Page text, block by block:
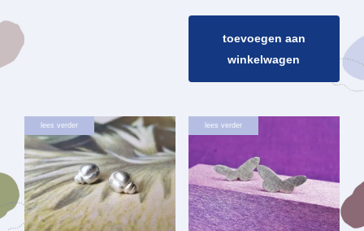
toevoegen aan
winkelwagen
lees verder lees verder